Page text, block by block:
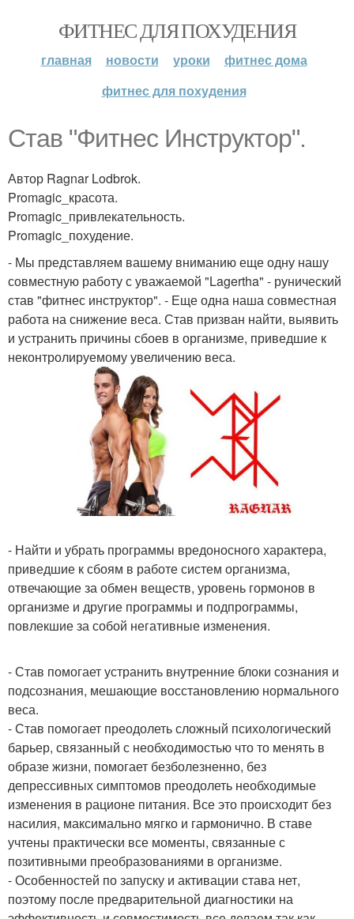
ФИТНЕС ДЛЯ ПОХУДЕНИЯ
главная новости уроки
фитнес дома
фитнес для похудения
Став "Фитнес Инструктор".
Автор Ragnar Lodbrok.
Promagic_красота.
Promagic_привлекательность.
Promagic_похудение.
- Мы представляем вашему вниманию еще одну нашу
совместную работу с уважаемой "Lagertha" - рунический
став "фитнес инструктор". - Еще одна наша совместная
работа на снижение веса. Став призван найти, выявить
и устранить причины сбоев в организме, приведшие к
неконтролируемому увеличению веса.
- Найти и убрать программы вредоносного характера,
приведшие к сбоям в работе систем организма,
отвечающие за обмен веществ, уровень гормонов в
организме и другие программы и подпрограммы,
повлекшие за собой негативные изменения.
- Став помогает устранить внутренние блоки сознания и
подсознания, мешающие восстановлению нормального
веса.
- Став помогает преодолеть сложный психологический
барьер, связанный с необходимостью что то менять в
образе жизни, помогает безболезненно, без
депрессивных симптомов преодолеть необходимые
изменения в рационе питания. Все это происходит без
насилия, максимально мягко и гармонично. В ставе
учтены практически все моменты, связанные с
позитивными преобразованиями в организме.
- Особенностей по запуску и активации става нет,
поэтому после предварительной диагностики на